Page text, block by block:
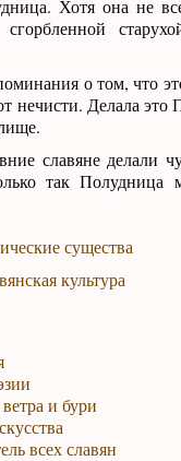
Хотя она не
о том, что
Делала это
славяне
так Полудница
существа
культура
и бури
всех славян